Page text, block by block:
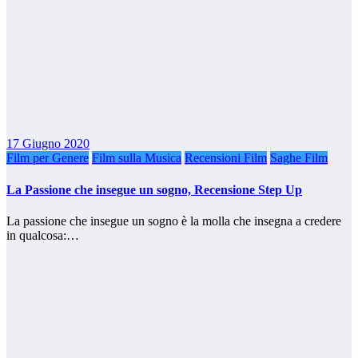
17 Giugno 2020
Film per Genere Film sulla Musica Recensioni Film Saghe Film
La Passione che insegue un sogno, Recensione Step Up
La passione che insegue un sogno è la molla che insegna a credere
in qualcosa:…